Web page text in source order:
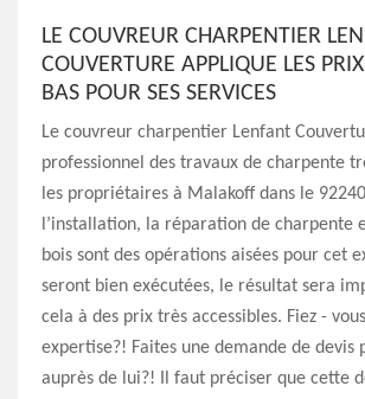
LE COUVREUR CHARPENTIER
COUVERTURE APPLIQUE LES
BAS POUR SES SERVICES
Le couvreur charpentier Lenfant
professionnel des travaux de charpente
les propriétaires à Malakoff dans le
l’installation, la réparation de charpente
bois sont des opérations aisées pour cet
seront bien exécutées, le résultat sera
cela à des prix très accessibles. Fiez -
expertise?! Faites une demande de devis
auprès de lui?! Il faut préciser que cette